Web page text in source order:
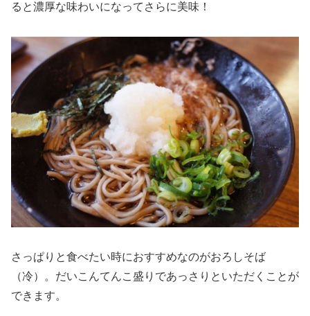
ると濃厚な味わいになってさらに美味！
さっぱりと食べたい時におすすめなのがおろしそば
（冷）。だいこんてんこ盛りであっさりといただくことが
できます。